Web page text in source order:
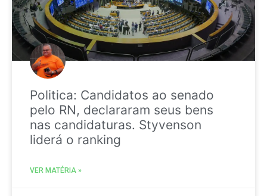
Politica: Candidatos ao senado
pelo RN, declararam seus bens
nas candidaturas. Styvenson
liderá o ranking
VER MATÉRIA »